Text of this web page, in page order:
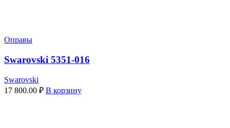
Оправы
Swarovski 5351-016
Swarovski
17 800.00 ₽ В корзину